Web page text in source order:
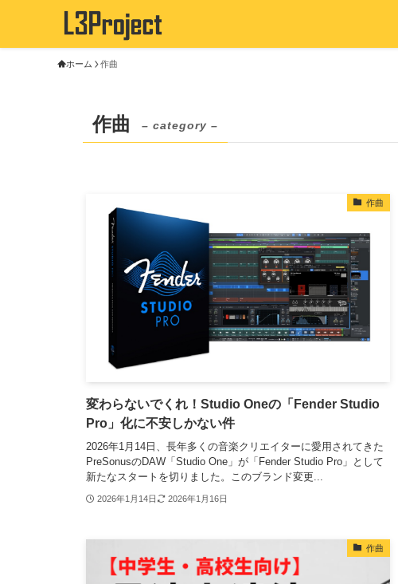
ホーム 作曲
作曲 – category –
作曲
変わらないでくれ！Studio Oneの「Fender Studio
Pro」化に不安しかない件
2026年1月14日、長年多くの音楽クリエイターに愛用されてきた
PreSonusのDAW「Studio One」が「Fender Studio Pro」として
新たなスタートを切りました。このブランド変更...
2026年1月14日 2026年1月16日
作曲